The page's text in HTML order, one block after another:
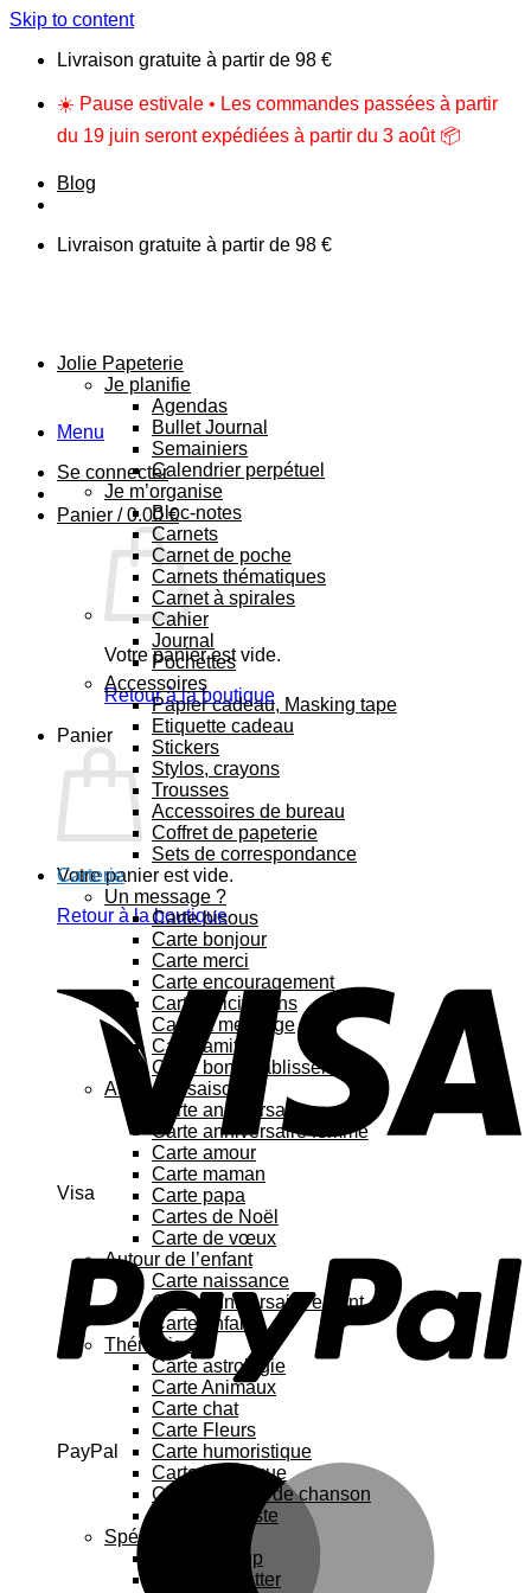
Skip to content
Livraison gratuite à partir de 98 €
☀️ Pause estivale • Les commandes passées à partir
du 19 juin seront expédiées à partir du 3 août 📦
Blog
Livraison gratuite à partir de 98 €
Menu
Se connecter
Panier /0.00€
Votre panier est vide.
Retour à la boutique
Panier
Votre panier est vide.
Retour à la boutique
Visa
PayPal
Jolie Papeterie
Je planifie
Agendas
Bullet Journal
Semainiers
Calendrier perpétuel
Je m’organise
Bloc-notes
Carnets
Carnet de poche
Carnets thématiques
Carnet à spirales
Cahier
Journal
Pochettes
Accessoires
Papier cadeau, Masking tape
Etiquette cadeau
Stickers
Stylos, crayons
Trousses
Accessoires de bureau
Coffret de papeterie
Sets de correspondance
Carterie
Un message ?
Carte bisous
Carte bonjour
Carte merci
Carte encouragement
Carte félicitations
Carte à message
Carte amitié
Carte bon rétablissement
Au fil des saisons
Carte anniversaire
Carte anniversaire femme
Carte amour
Carte maman
Carte papa
Cartes de Noël
Carte de vœux
Autour de l’enfant
Carte naissance
Carte anniversaire enfant
Carte enfant
Thématique
Carte astrologie
Carte Animaux
Carte chat
Carte Fleurs
Carte humoristique
Carte botanique
Carte Paroles de chanson
Carte féministe
Spécial
Carte Pop up
Cartes à gratter